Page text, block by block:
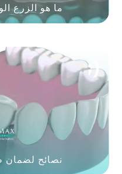
ما هو الزرع
نصائح لضمان